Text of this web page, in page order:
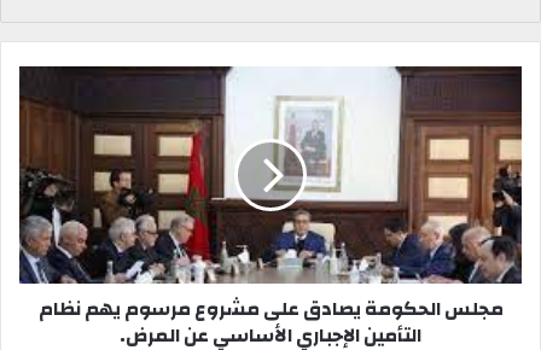
و
ع
ل
و
ي
ب
س
ب
مجلس الحكومة يصادق على مشروع مرسوم يهم نظام
التأمين الإجباري الأساسي عن المرض.